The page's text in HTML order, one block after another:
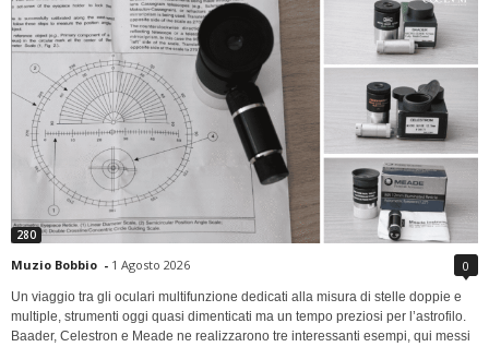
280
Muzio Bobbio - 1 Agosto 2026 0
Un viaggio tra gli oculari multifunzione dedicati alla misura di stelle doppie e
multiple, strumenti oggi quasi dimenticati ma un tempo preziosi per l’astrofilo.
Baader, Celestron e Meade ne realizzarono tre interessanti esempi, qui messi